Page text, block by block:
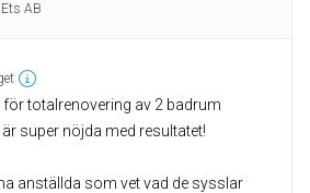
AB
totalrenovering av 2 badrum
super nöjda med resultatet!
anställda som vet vad de sysslar